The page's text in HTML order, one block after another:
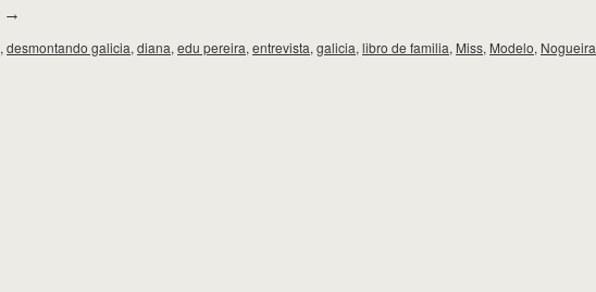
→
, desmontando galicia, diana, edu pereira, entrevista, galicia, libro de familia, Miss, Modelo, Nogueira